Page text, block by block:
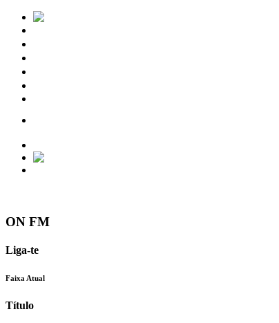
ON FM
Liga-te
Faixa Atual
Título